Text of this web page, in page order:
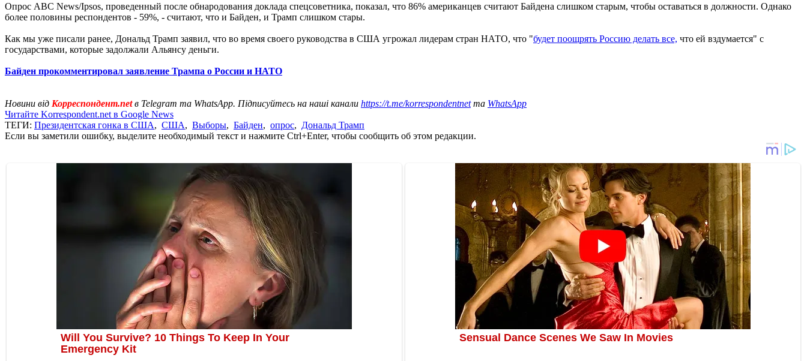
Опрос ABC News/Ipsos, проведенный после обнародования доклада спецсоветника, показал, что 86% американцев считают Байдена слишком старым, чтобы оставаться в должности. Однако
более половины респондентов - 59%, - считают, что и Байден, и Трамп слишком стары.
Как мы уже писали ранее, Дональд Трамп заявил, что во время своего руководства в США угрожал лидерам стран НАТО, что "будет поощрять Россию делать все, что ей вздумается" с
государствами, которые задолжали Альянсу деньги.
Байден прокомментировал заявление Трампа о России и НАТО
Новини від Корреспондент.netв Telegram та WhatsApp. Підписуйтесь на наші канали https://t.me/korrespondentnetта WhatsApp
Читайте Korrespondent.net в Google News
ТЕГИ: Президентская гонка в США, США, Выборы, Байден, опрос, Дональд Трамп
Если вы заметили ошибку, выделите необходимый текст и нажмите Ctrl+Enter, чтобы сообщить об этом редакции.